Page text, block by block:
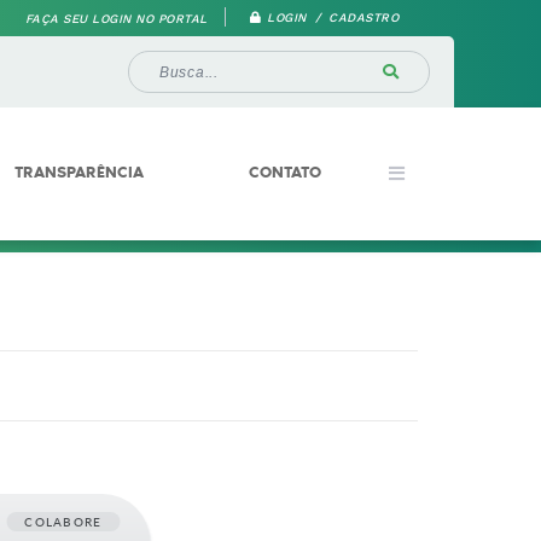
FAÇA SEU LOGIN NO PORTAL LOGIN / CADASTRO
TRANSPARÊNCIA CONTATO
COLABORE